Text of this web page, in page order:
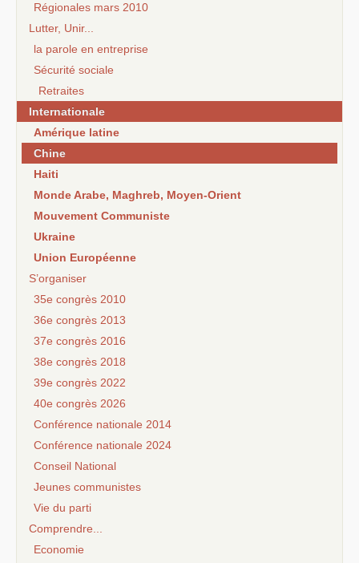
Régionales mars 2010
Lutter, Unir...
la parole en entreprise
Sécurité sociale
Retraites
Internationale
Amérique latine
Chine
Haiti
Monde Arabe, Maghreb, Moyen-Orient
Mouvement Communiste
Ukraine
Union Européenne
S’organiser
35e congrès 2010
36e congrès 2013
37e congrès 2016
38e congrès 2018
39e congrès 2022
40e congrès 2026
Conférence nationale 2014
Conférence nationale 2024
Conseil National
Jeunes communistes
Vie du parti
Comprendre...
Economie